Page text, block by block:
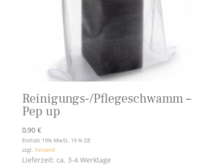
Reinigungs-/Pflegeschwamm –
Pep up
0,90 €
Enthält 19% MwSt. 19 % DE
zzgl. Versand
Lieferzeit: ca. 3-4 Werktage